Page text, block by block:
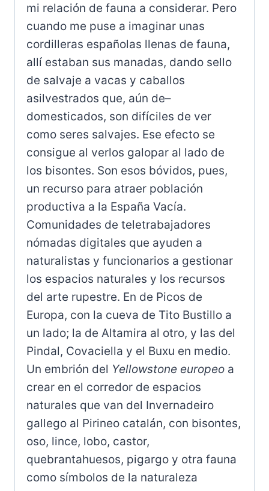
mi relación de fauna a considerar. Pero
cuando me puse a imaginar unas
cordilleras españolas llenas de fauna,
allí estaban sus manadas, dando sello
de salvaje a vacas y caballos
asilvestrados que, aún de–
domesticados, son difíciles de ver
como seres salvajes. Ese efecto se
consigue al verlos galopar al lado de
los bisontes. Son esos bóvidos, pues,
un recurso para atraer población
productiva a la España Vacía.
Comunidades de teletrabajadores
nómadas digitales que ayuden a
naturalistas y funcionarios a gestionar
los espacios naturales y los recursos
del arte rupestre. En de Picos de
Europa, con la cueva de Tito Bustillo a
un lado; la de Altamira al otro, y las del
Pindal, Covaciella y el Buxu en medio.
Un embrión del Yellowstone europeo a
crear en el corredor de espacios
naturales que van del Invernadeiro
gallego al Pirineo catalán, con bisontes,
oso, lince, lobo, castor,
quebrantahuesos, pigargo y otra fauna
como símbolos de la naturaleza